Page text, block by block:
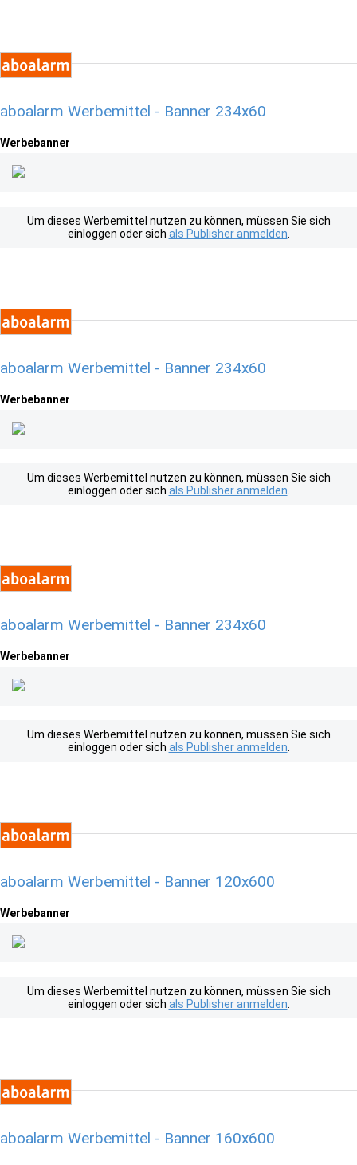
aboalarm Werbemittel - Banner 234x60
Werbebanner
Um dieses Werbemittel nutzen zu können, müssen Sie sich
einloggen oder sich als Publisher anmelden
aboalarm Werbemittel - Banner 234x60
Werbebanner
Um dieses Werbemittel nutzen zu können, müssen Sie sich
einloggen oder sich als Publisher anmelden
aboalarm Werbemittel - Banner 234x60
Werbebanner
Um dieses Werbemittel nutzen zu können, müssen Sie sich
einloggen oder sich als Publisher anmelden
aboalarm Werbemittel - Banner 120x600
Werbebanner
Um dieses Werbemittel nutzen zu können, müssen Sie sich
einloggen oder sich als Publisher anmelden
aboalarm Werbemittel - Banner 160x600